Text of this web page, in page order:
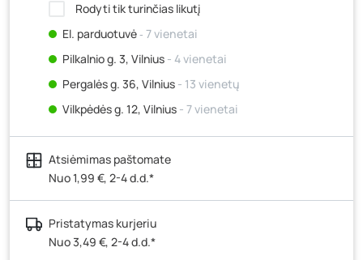
Rodyti tik turinčias likutį
El. parduotuvė‐ 7 vienetai
Pilkalnio g. 3, Vilnius - 4 vienetai
Pergalės g. 36, Vilnius - 13 vienetų
Vilkpėdės g. 12, Vilnius - 7 vienetai
Ateities g. 15, Vilnius- 6 vienetai
Kauno r., Narsiečių k., Vytauto g. 183, Kaunas
vienetai
Šilutės pl. 83A, Klaipėda- 6 vienetai
Pramonės g. 7, Šiauliai
Klaipėdos g. 170R, Panevėžys
Atsiėmimas paštomate
Nuo 1,99 €, 2-4 d.d.*
Pristatymas kurjeriu
Nuo 3,49 €, 2-4 d.d.*